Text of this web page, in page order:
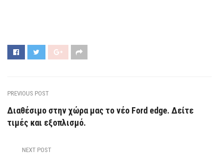
PREVIOUS POST
Διαθέσιμο στην χώρα μας το νέο Ford edge. Δείτε
τιμές και εξοπλισμό.
NEXT POST